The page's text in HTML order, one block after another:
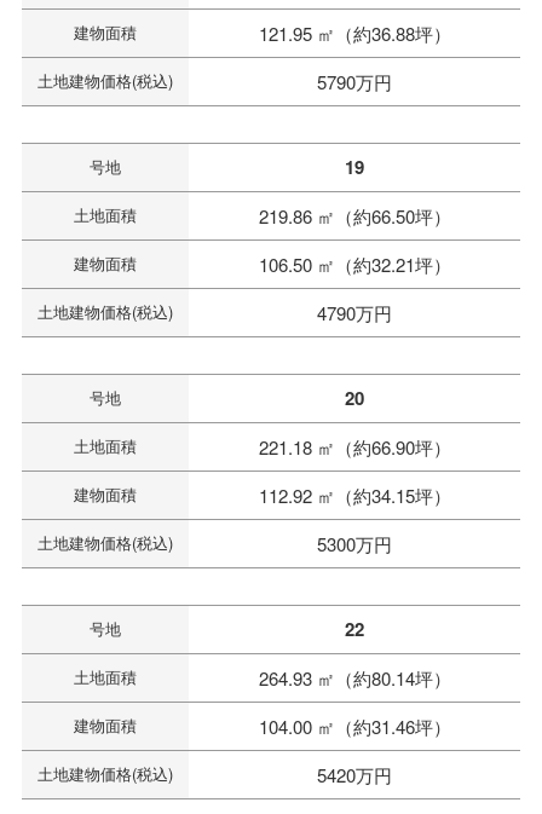
建物面積 121.95 ㎡（約36.88坪）
土地建物価格(税込) 5790万円
号地 19
土地面積 219.86 ㎡（約66.50坪）
建物面積 106.50 ㎡（約32.21坪）
土地建物価格(税込) 4790万円
号地 20
土地面積 221.18 ㎡（約66.90坪）
建物面積 112.92 ㎡（約34.15坪）
土地建物価格(税込) 5300万円
号地 22
土地面積 264.93 ㎡（約80.14坪）
建物面積 104.00 ㎡（約31.46坪）
土地建物価格(税込) 5420万円